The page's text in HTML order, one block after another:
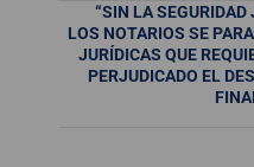
“SIN LA SEGURIDAD
LOS NOTARIOS SE
JURÍDICAS QUE
PERJUDICADO EL